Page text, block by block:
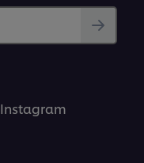
Instagram